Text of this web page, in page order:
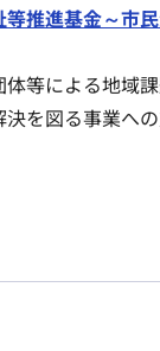
推進基金～市
体等による地域
決を図る事業へ